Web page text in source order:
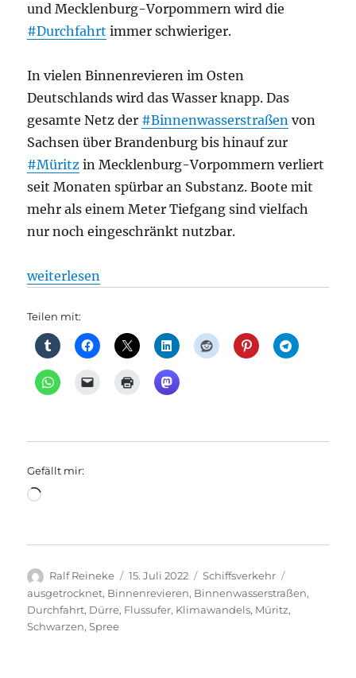
und Mecklenburg-Vorpommern wird die
#Durchfahrt immer schwieriger.
In vielen Binnenrevieren im Osten
Deutschlands wird das Wasser knapp. Das
gesamte Netz der #Binnenwasserstraßen von
Sachsen über Brandenburg bis hinauf zur
#Müritz in Mecklenburg-Vorpommern verliert
seit Monaten spürbar an Substanz. Boote mit
mehr als einem Meter Tiefgang sind vielfach
nur noch eingeschränkt nutzbar.
„Schiffsverkehr: DÜRRE IN BRANDENBURG
weiterlesen
Teilen mit:
Gefällt mir:
Wird
Autor
Ralf Reineke
Veröffentlicht
am
15. Juli 2022 Kategorien
Schiffsverkehr
ausgetrocknet, Binnenrevieren, Binnenwasserstraßen,
Durchfahrt, Dürre, Flussufer, Klimawandels, Müritz,
Schwarzen,Spree